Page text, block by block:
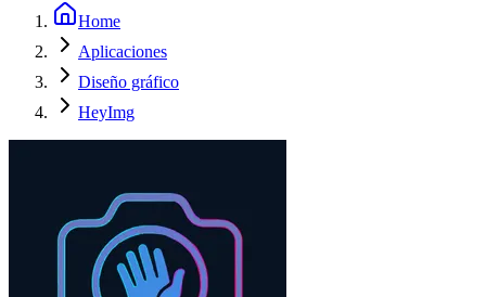
Home
Aplicaciones
Diseño gráfico
HeyImg